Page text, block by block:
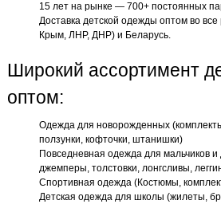
15 лет на рынке — 700+ постоянных
Доставка детской одежды оптом во
Крым, ЛНР, ДНР) и Беларусь.
Широкий ассортимент
оптом:
Одежда для новорожденных
ползунки, кофточки, штанишки)
Повседневная одежда для мальчиков
джемперы, толстовки, лонгсливы,
Спортивная одежда (Костюмы,
Детская одежда для школы (жилеты,